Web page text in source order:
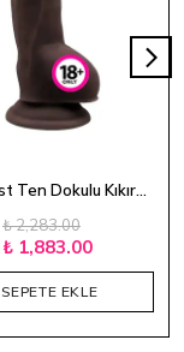
₺ 2,283.00
₺ 1,883.00
SEPETE EKLE